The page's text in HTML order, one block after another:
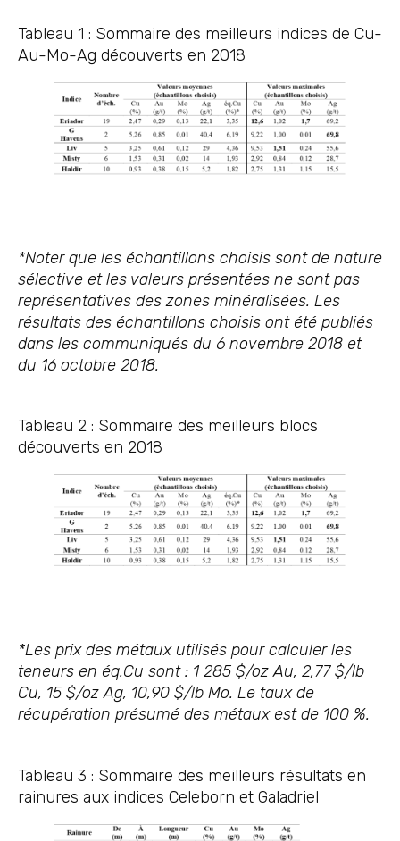
Tableau 1 : Sommaire des meilleurs indices de Cu-
Au-Mo-Ag découverts en 2018
*Noter que les échantillons choisis sont de nature
sélective et les valeurs présentées ne sont pas
représentatives des zones minéralisées. Les
résultats des échantillons choisis ont été publiés
dans les communiqués du 6 novembre 2018 et
du 16 octobre 2018.
Tableau 2 : Sommaire des meilleurs blocs
découverts en 2018
*Les prix des métaux utilisés pour calculer les
teneurs en éq.Cu sont : 1 285 $/oz Au, 2,77 $/lb
Cu, 15 $/oz Ag, 10,90 $/lb Mo. Le taux de
récupération présumé des métaux est de 100 %.
Tableau 3 : Sommaire des meilleurs résultats en
rainures aux indices Celeborn et Galadriel